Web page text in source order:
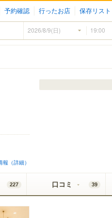
予約確認 行ったお店 保存リスト
報（詳細）
227 口コミ 39